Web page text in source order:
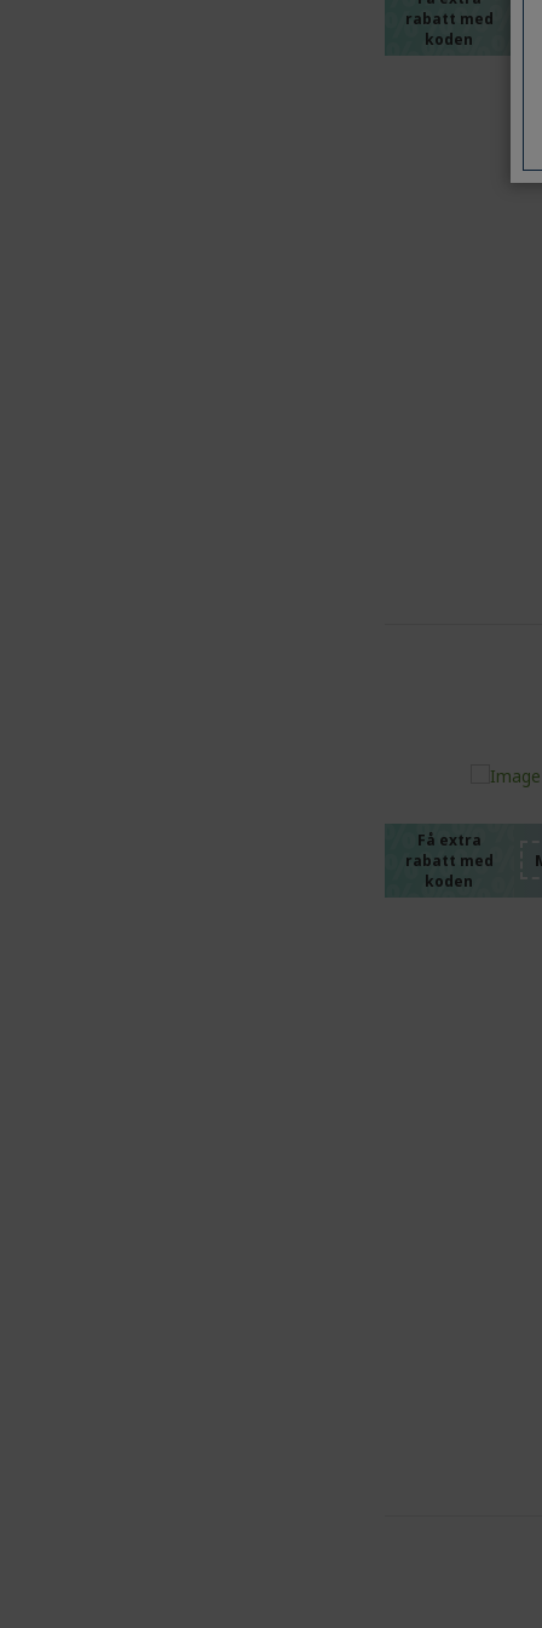
rabatt med
koden
Få extra
rabatt med
koden